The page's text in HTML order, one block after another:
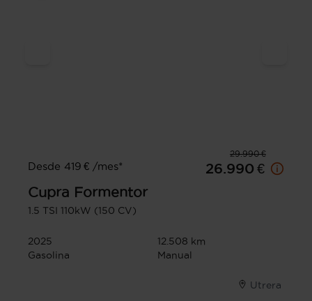
29.990 €
Desde 419 € /mes*
26.990 €
Cupra Formentor
1.5 TSI 110kW (150 CV)
2025
12.508 km
Gasolina
Manual
Utrera